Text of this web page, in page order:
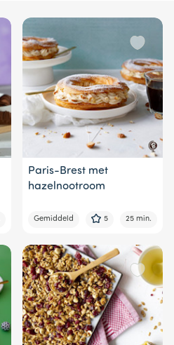
Paris-Brest met
hazelnootroom
Gemiddeld 5 25 min.